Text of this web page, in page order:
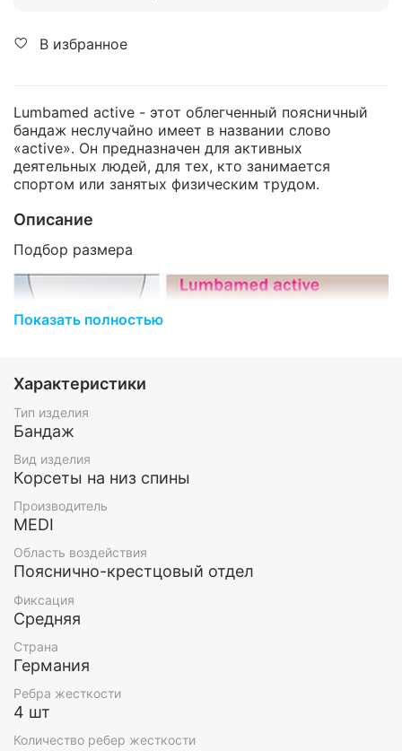
В избранное
Lumbamed active - этот облегченный поясничный
бандаж неслучайно имеет в названии слово
«active». Он предназначен для активных
деятельных людей, для тех, кто занимается
спортом или занятых физическим трудом.
Описание
Подбор размера
Благодаря своей эластичности бандаж идеально
облегает любую фигуру, а специальная технология
вязки позволяет коже дышать. Петли для кистей
рук облегчают надевание бандажа. Все это делает
использование изделия максимально комфортным.
Этот облегченный поясничный бандаж неслучайно
имеет в названии слово «active». Он предназначен
для активных деятельных людей, для тех, кто
занимается спортом или занятых физическим
трудом.
Для профилактических целей Lumbamed active
следует использовать во время интенсивных
Показать полностью
Характеристики
Тип изделия
Бандаж
Вид изделия
Корсеты на низ спины
Производитель
MEDI
Область воздействия
Пояснично-крестцовый отдел
Фиксация
Средняя
Страна
Германия
Ребра жесткости
4 шт
Количество ребер жесткости